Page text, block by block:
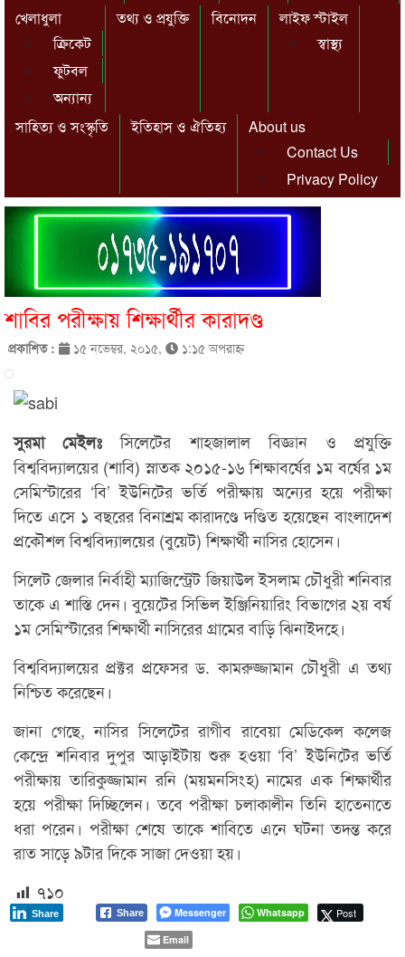
খেলাধুলা
ক্রিকেট
ফুটবল
অন্যান্য
তথ্য ও প্রযুক্তি বিনোদন
লাইফ স্টাইল
স্বাস্থ্য
সাহিত্য ও সংস্কৃতি ইতিহাস ও ঐতিহ্য
About us
Contact Us
Privacy Policy
শাবির পরীক্ষায় শিক্ষার্থীর কারাদণ্ড
প্রকাশিত : ১৫ নভেম্বর, ২০১৫, ১:১৫ অপরাহ্ণ
সুরমা মেইলঃ সিলেটের শাহজালাল বিজ্ঞান ও প্রযুক্তি
বিশ্ববিদ্যালয়ের (শাবি) স্নাতক ২০১৫-১৬ শিক্ষাবর্ষের ১ম বর্ষের ১ম
সেমিস্টারের ‘বি’ ইউনিটের ভর্তি পরীক্ষায় অন্যের হয়ে পরীক্ষা
দিতে এসে ১ বছরের বিনাশ্রম কারাদণ্ডে দণ্ডিত হয়েছেন বাংলাদেশ
প্রকৌশল বিশ্ববিদ্যালয়ের (বুয়েট) শিক্ষার্থী নাসির হোসেন।
সিলেট জেলার নির্বাহী ম্যাজিস্ট্রেট জিয়াউল ইসলাম চৌধুরী শনিবার
তাকে এ শাস্তি দেন। বুয়েটের সিভিল ইঞ্জিনিয়ারিং বিভাগের ২য় বর্ষ
১ম সেমিস্টারের শিক্ষার্থী নাসিরের গ্রামের বাড়ি ঝিনাইদহে।
বিশ্ববিদ্যালয়ের প্রক্টর প্রফেসর ড. কামরুজ্জামান চৌধুরী এ তথ্য
নিশ্চিত করেছেন।
জানা গেছে, নাসির সিলেটের রাগীব রাবেয়া মেডিকেল কলেজ
কেন্দ্রে শনিবার দুপুর আড়াইটায় শুরু হওয়া ‘বি’ ইউনিটের ভর্তি
পরীক্ষায় তারিকুজ্জামান রনি (ময়মনসিংহ) নামের এক শিক্ষার্থীর
হয়ে পরীক্ষা দিচ্ছিলেন। তবে পরীক্ষা চলাকালীন তিনি হাতেনাতে
ধরা পরেন। পরীক্ষা শেষে তাকে শাবিতে এনে ঘটনা তদন্ত করে
রাত সাড়ে ৯টার দিকে সাজা দেওয়া হয়।
৭১০
Share Messenger Whatsapp Post
Share
Email